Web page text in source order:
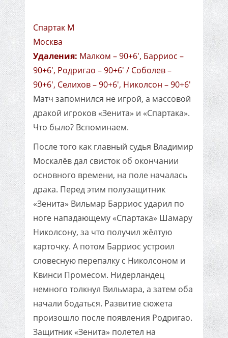
Спартак М
Москва
Удаления: Малком – 90+6', Барриос –
90+6', Родригао – 90+6' / Соболев –
90+6', Селихов – 90+6', Николсон – 90+6'
Матч запомнился не игрой, а массовой
дракой игроков «Зенита» и «Спартака».
Что было? Вспоминаем.
После того как главный судья Владимир
Москалёв дал свисток об окончании
основного времени, на поле началась
драка. Перед этим полузащитник
«Зенита» Вильмар Барриос ударил по
ноге нападающему «Спартака» Шамару
Николсону, за что получил жёлтую
карточку. А потом Барриос устроил
словесную перепалку с Николсоном и
Квинси Промесом. Нидерландец
немного толкнул Вильмара, а затем оба
начали бодаться. Развитие сюжета
произошло после появления Родригао.
Защитник «Зенита» полетел на